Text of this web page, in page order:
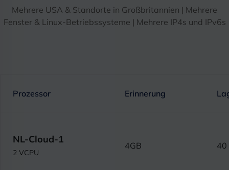
Mehrere USA & Standorte in Großbritannien | Mehrere
Fenster & Linux-Betriebssysteme | Mehrere IP4s und IPv6s
Prozessor Erinnerung
NL-Cloud-1
2 VCPU
4GB 40